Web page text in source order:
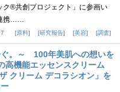
ク®共創プロジェクト」に参画い
携……
原料 研究報告 美容 調査
ぐ。～ 100年美肌への想いを
機能エッセンスクリーム
クリーム デコラシオン」を